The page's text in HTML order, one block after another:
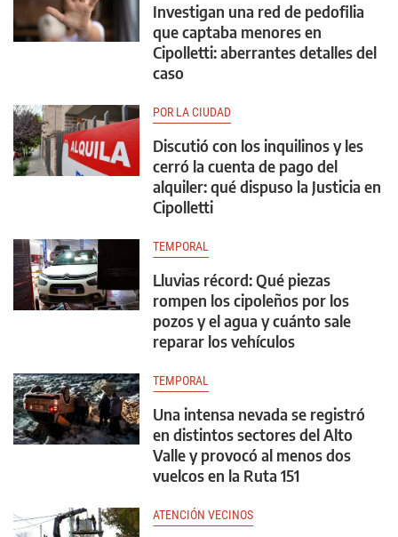
Investigan una red de pedofilia
que captaba menores en
Cipolletti: aberrantes detalles del
caso
POR LA CIUDAD
Discutió con los inquilinos y les
cerró la cuenta de pago del
alquiler: qué dispuso la Justicia en
Cipolletti
TEMPORAL
Lluvias récord: Qué piezas
rompen los cipoleños por los
pozos y el agua y cuánto sale
reparar los vehículos
TEMPORAL
Una intensa nevada se registró
en distintos sectores del Alto
Valle y provocó al menos dos
vuelcos en la Ruta 151
ATENCIÓN VECINOS